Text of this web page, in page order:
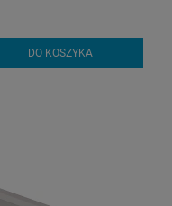
DO KOSZYKA